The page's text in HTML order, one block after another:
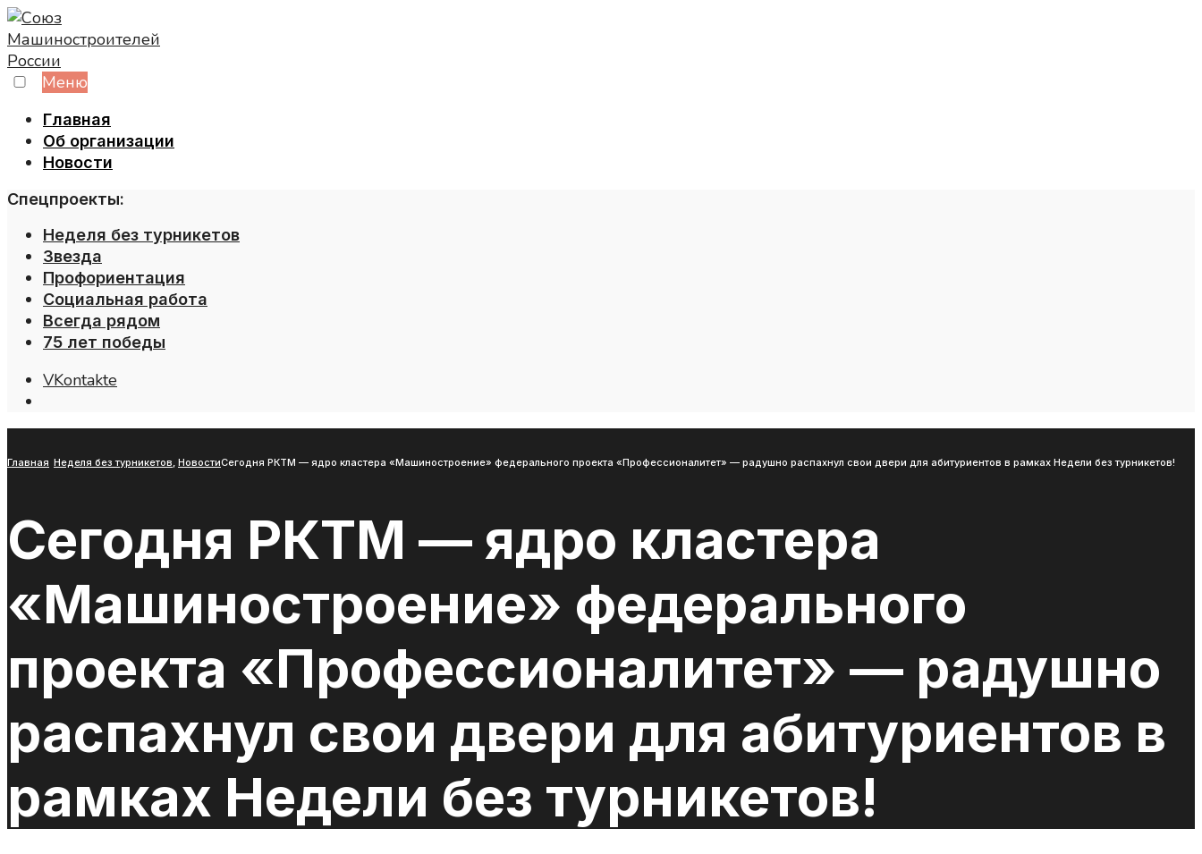
Skip
to
content
Меню
Главная
Об организации
Новости
Спецпроекты:
Неделя без турникетов
Звезда
Профориентация
Социальная работа
Всегда рядом
75 лет победы
VKontakte
Главная Неделя без турникетов, НовостиСегодня РКТМ — ядро кластера «Машиностроение» федерального проекта «Профессионалитет» — радушно распахнул свои двери для абитуриентов в рамках Недели без турникетов!
Сегодня РКТМ — ядро кластера
«Машиностроение» федерального
проекта «Профессионалитет» — радушно
распахнул свои двери для абитуриентов в
рамках Недели без турникетов!